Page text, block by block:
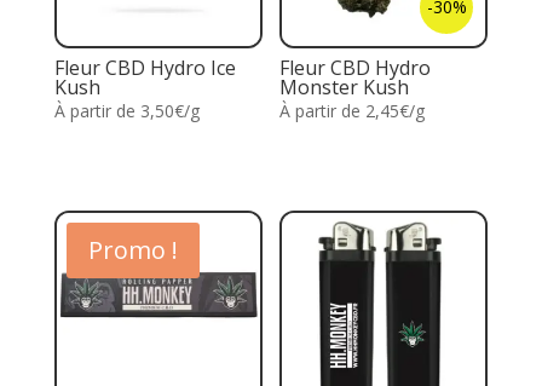
Fleur CBD Hydro Ice
Kush
À partir de 3,50€/g
-30%
Fleur CBD Hydro
Monster Kush
À partir de 2,45€/g
Promo !